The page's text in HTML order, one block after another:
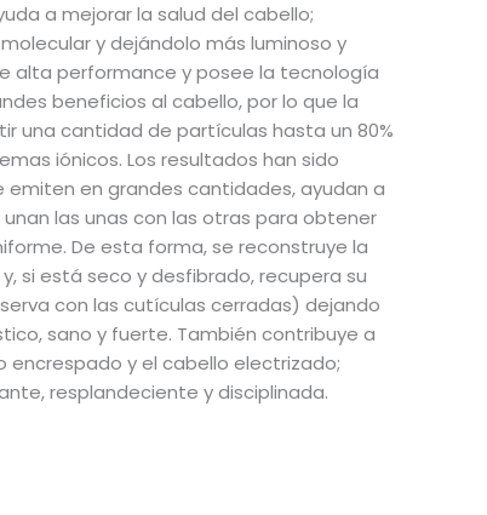
a mejorar la salud del cabello;
y dejándolo más luminoso y
alta performance y posee la tecnología
beneficios al cabello, por lo que la
una cantidad de partículas hasta un 80%
iónicos. Los resultados han sido
emiten en grandes cantidades, ayudan a
las unas con las otras para obtener
De esta forma, se reconstruye la
si está seco y desfibrado, recupera su
con las cutículas cerradas) dejando
sano y fuerte. También contribuye a
y el cabello electrizado;
resplandeciente y disciplinada.